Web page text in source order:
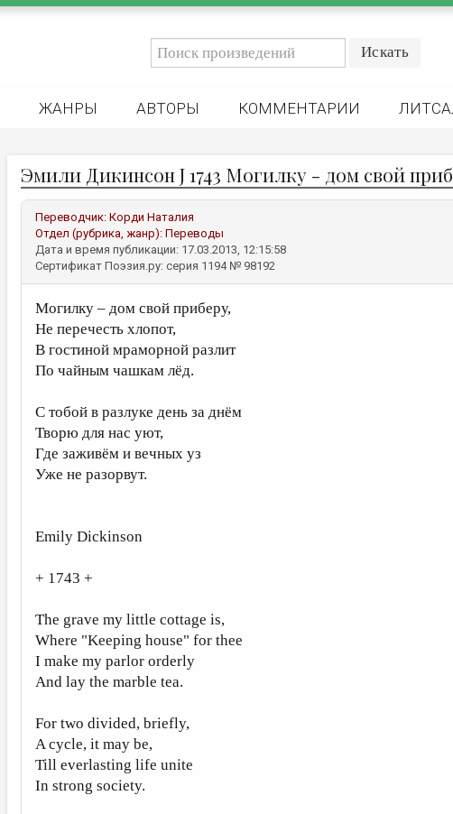
ЖАНРЫ АВТОРЫ КОММЕНТАРИИ
Эмили Дикинсон J 1743 Могилку - дом свой
Переводчик: Корди Наталия
Отдел (рубрика, жанр): Переводы
Дата и время публикации: 17.03.2013, 12:15:58
Сертификат Поэзия.ру: серия 1194 № 98192
Могилку – дом свой приберу,
Не перечесть хлопот,
В гостиной мраморной разлит
По чайным чашкам лёд.
С тобой в разлуке день за днём
Творю для нас уют,
Где заживём и вечных уз
Уже не разорвут.
Emily Dickinson
+ 1743 +
The grave my little cottage is,
Where "Keeping house" for thee
I make my parlor orderly
And lay the marble tea.
For two divided, briefly,
A cycle, it may be,
Till everlasting life unite
In strong society.